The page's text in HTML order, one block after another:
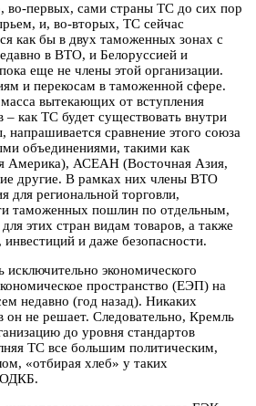
во-первых, сами страны ТС до сих пор
и, во-вторых, ТС сейчас
как бы в двух таможенных зонах с
в ВТО, и Белоруссией и
еще не члены этой организации.
и перекосам в таможенной сфере.
вытекающих от вступления
как ТС будет существовать внутри
сравнение этого союза
объединениями, такими как
АСЕАН (Восточная Азия,
другие. В рамках них члены ВТО
для региональной торговли,
таможенных пошлин по отдельным,
этих стран видам товаров, а также
и даже безопасности.
экономического
пространство (ЕЭП) на
недавно (год назад). Никаких
он не решает. Следовательно, Кремль
до уровня стандартов
ТС все большим политическим,
«отбирая хлеб» у таких
ОДКБ.